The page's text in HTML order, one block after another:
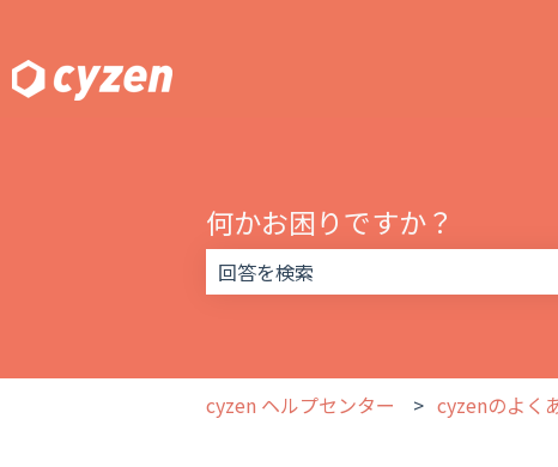
何かお困りですか？
cyzen ヘルプセンター cyzenのよく